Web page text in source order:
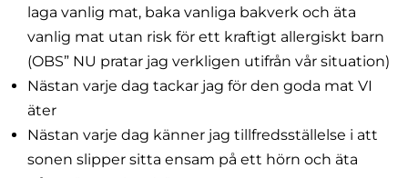
laga vanlig mat, baka vanliga bakverk och äta
vanlig mat utan risk för ett kraftigt allergiskt barn
(OBS” NU pratar jag verkligen utifrån vår situation)
Nästan varje dag tackar jag för den goda mat VI
äter
Nästan varje dag känner jag tillfredsställelse i att
sonen slipper sitta ensam på ett hörn och äta